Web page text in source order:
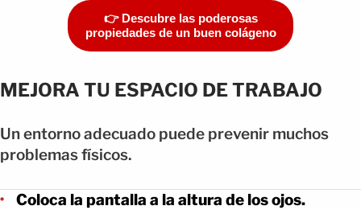
👉 Descubre las poderosas
propiedades de un buen colágeno
MEJORA TU ESPACIO DE TRABAJO
Un entorno adecuado puede prevenir muchos
problemas físicos.
Coloca la pantalla a la altura de los ojos.